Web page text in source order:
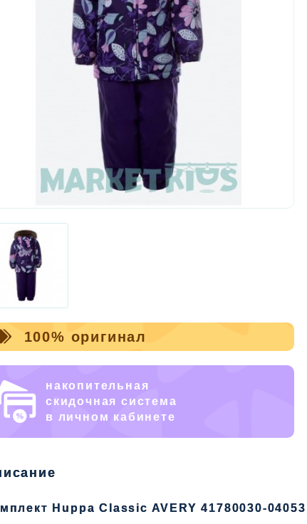
100% оригинал
накопительная
скидочная система
в личном кабинете
Huppa Classic AVERY 41780030-04053